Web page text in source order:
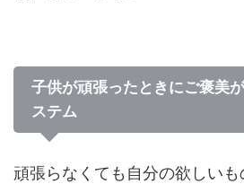
子供が頑張ったときにご褒美
ステム
頑張らなくても自分の欲しい